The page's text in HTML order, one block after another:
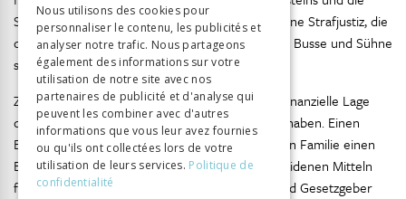
Souveränität des Landes zu gewähren. Es war eine Strafjustiz, die
die Belehrung und Besserung des Täters vor die Busse und Sühne
stellte.
Zur Milde können auch die wirtschaftliche und finanzielle Lage
des Landes und dessen Bewohner beigetragen haben. Einen
Bürger lange einzusperren, bedeutete für dessen Familie einen
Einkommensausfall, der bei den ohnehin bescheidenen Mitteln
fatal sein konnte. Dem schienen die Gerichte und Gesetzgeber
ITALIAN
Nous utilisons des cookies pour
personnaliser le contenu, les publicités et
analyser notre trafic. Nous partageons
également des informations sur votre
utilisation de notre site avec nos
partenaires de publicité et d'analyse qui
peuvent les combiner avec d'autres
informations que vous leur avez fournies
ou qu'ils ont collectées lors de votre
utilisation de leurs services. Politique de
confidentialité